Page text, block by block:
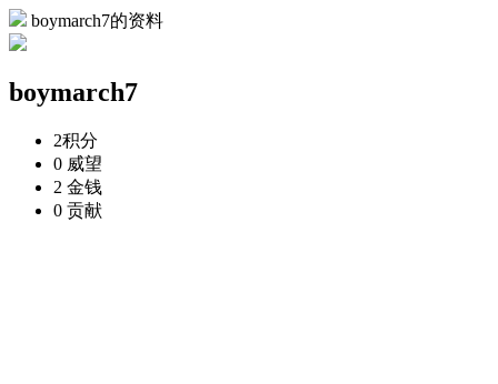
boymarch7的资料
boymarch7
2积分
0 威望
2 金钱
0 贡献